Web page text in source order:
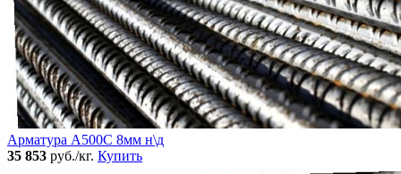
Арматура А500С 8мм н\д
35 853 руб./кг. Купить